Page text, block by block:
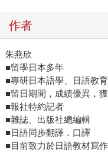
作者
朱燕欣
■留學日本多年
■專研日本語學、日語教育
■留日期間，成績優異，
■報社特約記者
■雜誌、出版社總編輯
■日語同步翻譯．口譯
■目前致力於日語教材寫